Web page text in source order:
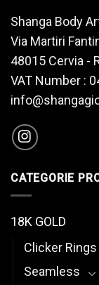
Shanga Body
Via Martiri
48015 Cervia -
VAT Number :
CATEGORIE
18K GOLD
Clicker Rings
Seamless